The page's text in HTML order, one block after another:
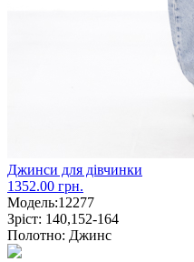
Джинси для дівчинки
1352.00 грн.
Модель:12277
Зріст: 140,152-164
Полотно: Джинс